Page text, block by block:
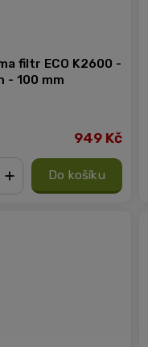
filtr ECO K2600 -
- 100 mm
949 Kč
Do košíku